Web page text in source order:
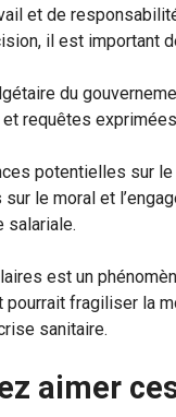
et de
il est important
du
requêtes
potentielles sur le
le moral et
salariale.
est un
pourrait fragiliser la
sanitaire.
aimer